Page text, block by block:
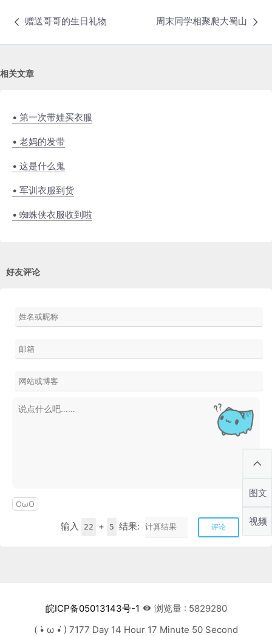
赠送哥哥的生日礼物 周末同学相聚爬大蜀山
相关文章
• 第一次带娃买衣服
• 老妈的发带
• 这是什么鬼
• 军训衣服到货
• 蜘蛛侠衣服收到啦
好友评论
OωO
输入 22 + 5 结果: 评论
皖ICP备05013143号-1
浏览量 : 5829280
( •̀ ω •́ ) 7177 Day 14 Hour 17 Minute 51 Second
图文
视频